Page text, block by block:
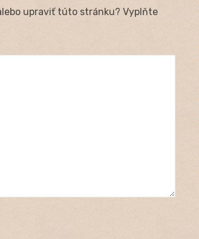
upraviť túto stránku? Vyplňte